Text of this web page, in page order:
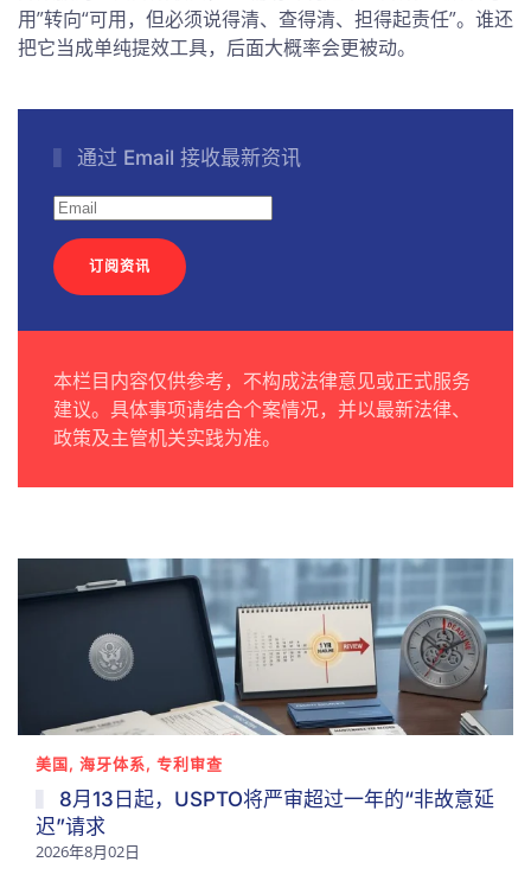
用”转向“可用，但必须说得清、查得清、担得起责任”。谁还
把它当成单纯提效工具，后面大概率会更被动。
通过 Email 接收最新资讯
订阅资讯
本栏目内容仅供参考，不构成法律意见或正式服务
建议。具体事项请结合个案情况，并以最新法律、
政策及主管机关实践为准。
美国, 海牙体系, 专利审查
8月13日起，USPTO将严审超过一年的“非故意延
迟”请求
2026年8月02日